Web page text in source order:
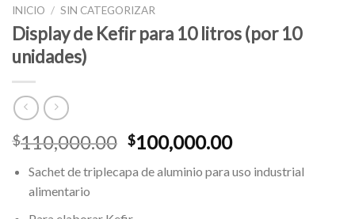
INICIO / SIN CATEGORIZAR
Display de Kefir para 10 litros (por 10
unidades)
$110,000.00 El
original
$100,000.00El
actual
Sachet de triplecapa de aluminio para uso industrial
alimentario